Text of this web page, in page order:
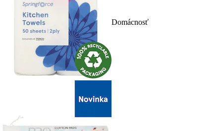
Domácnosť